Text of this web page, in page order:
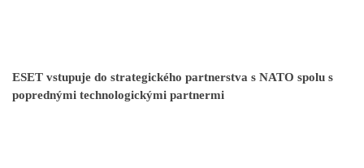
ESET vstupuje do strategického partnerstva s NATO spolu s
poprednými technologickými partnermi